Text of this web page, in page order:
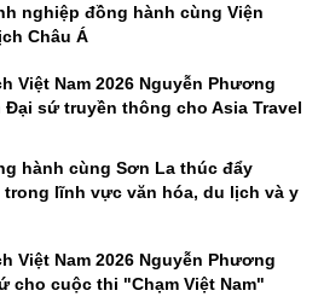
nghiệp đồng hành cùng Viện
Châu Á
Việt Nam 2026 Nguyễn Phương
sứ truyền thông cho Asia Travel
hành cùng Sơn La thúc đẩy
lĩnh vực văn hóa, du lịch và y
Việt Nam 2026 Nguyễn Phương
cho cuộc thi "Chạm Việt Nam"